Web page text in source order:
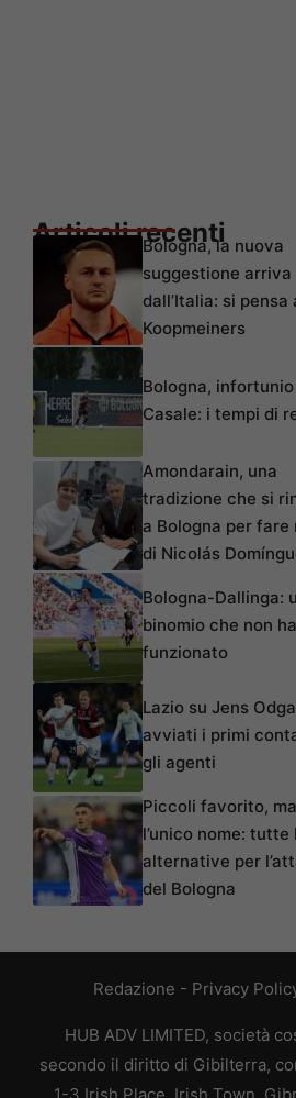
Articoli recenti
Bologna, la nuova
suggestione arriva
dall’Italia: si pensa
Koopmeiners
Bologna,
Casale: i tempi di
Amondarain, una
tradizione che si
a Bologna per fare
di Nicolás
Bologna-Dallinga:
binomio che non ha
funzionato
Lazio su Jens
avviati i primi
gli agenti
Piccoli favorito,
l’unico nome: tutte
alternative per
del Bologna
Redazione - Privacy
HUB ADV LIMITED, società
secondo il diritto di Gibilterra,